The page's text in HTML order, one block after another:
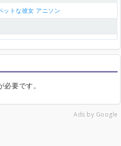
ットな彼女 アニソン
要です。
Ads by Google